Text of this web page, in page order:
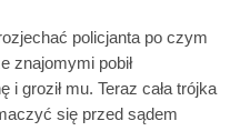
policjanta po czym
znajomymi pobił
i groził mu. Teraz cała trójka
się przed sądem